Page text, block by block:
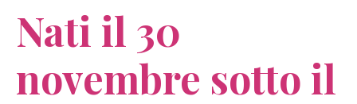
Nati il 30
novembre sotto il